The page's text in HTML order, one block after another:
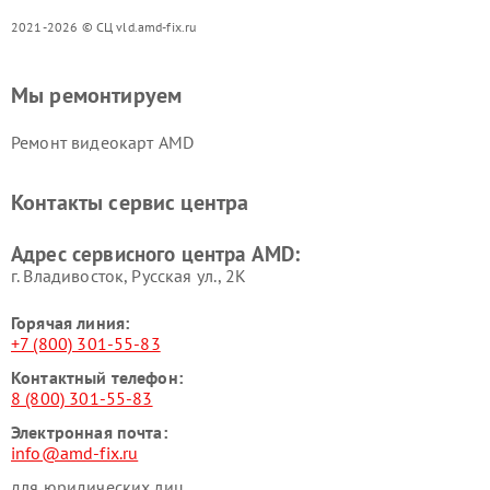
2021-2026 © СЦ vld.amd-fix.ru
Мы ремонтируем
Ремонт видеокарт AMD
Контакты сервис центра
Адрес сервисного центра AMD:
г. Владивосток, Русская ул., 2К
Горячая линия:
+7 (800) 301-55-83
Контактный телефон:
8 (800) 301-55-83
Электронная почта:
info@amd-fix.ru